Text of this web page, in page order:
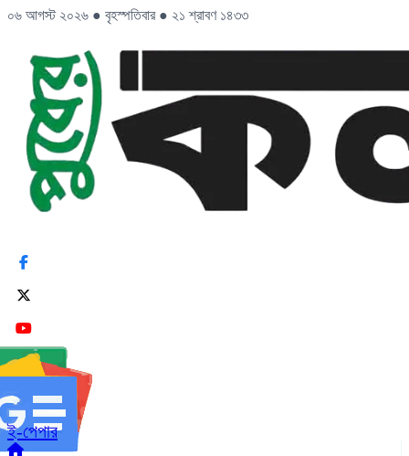
০৬ আগস্ট ২০২৬ ● বৃহস্পতিবার ● ২১ শ্রাবণ ১৪৩৩
ই-পেপার